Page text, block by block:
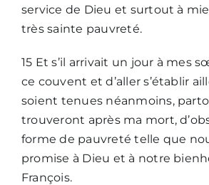
service de Dieu et surtout à
très sainte pauvreté.
15 Et s’il arrivait un jour à mes
ce couvent et d’aller s’établir
soient tenues néanmoins,
trouveront après ma mort,
forme de pauvreté telle que
promise à Dieu et à notre
François.